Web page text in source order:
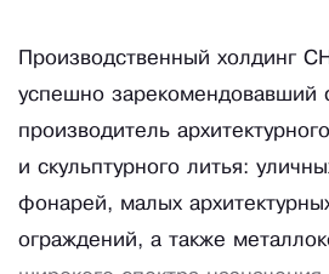
Производственный холдинг
успешно зарекомендовавший
производитель
и скульптурного литья:
фонарей, малых
ограждений, а также